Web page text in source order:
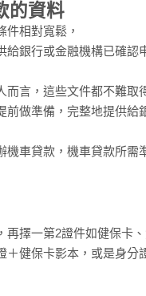
的資料
件相對寬鬆，
給銀行或金融機構已確認
而言，這些文件都不難取
前做準備，完整地提供給
機車貸款，機車貸款所需
再擇一第2證件如健保卡、
＋健保卡影本，或是身分